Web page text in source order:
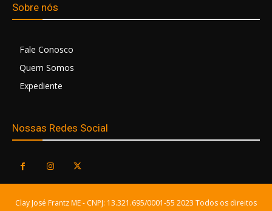
Sobre nós
Fale Conosco
Quem Somos
Expediente
Nossas Redes Social
Clay José Frantz ME - CNPJ: 13.321.695/0001-55 2023 Todos os direitos